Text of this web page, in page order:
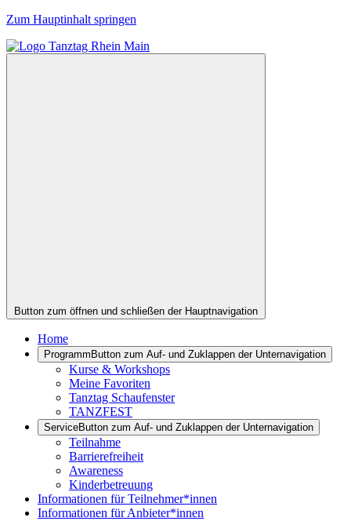
Zum Hauptinhalt springen
Button zum öffnen und schließen der Hauptnavigation
Home
Programm Button zum Auf- und Zuklappen der Unternavigation
Kurse & Workshops
Meine Favoriten
Tanztag Schaufenster
TANZFEST
ServiceButton zum Auf- und Zuklappen der Unternavigation
Teilnahme
Barrierefreiheit
Awareness
Kinderbetreuung
Informationen für Teilnehmer*innen
Informationen für Anbieter*innen